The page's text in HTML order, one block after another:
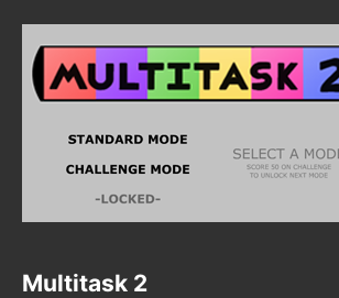
Multitask 2